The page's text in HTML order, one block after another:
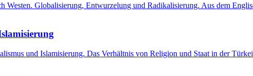
Westen. Globalisierung, Entwurzelung und Radikalisierung. Aus dem
und Islamisierung. Das Verhältnis von Religion und Staat in der